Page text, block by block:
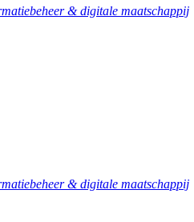
& digitale maatschappij
& digitale maatschappij